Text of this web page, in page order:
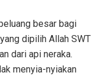
besar bagi
dipilih Allah SWT
dari api neraka.
menyia-nyiakan